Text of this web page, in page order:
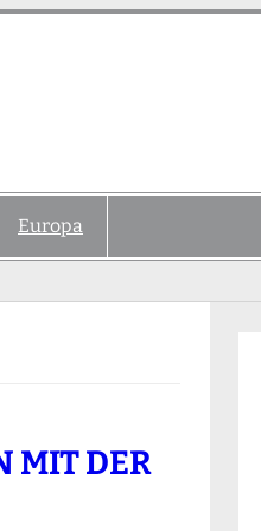
Europa
MIT DER